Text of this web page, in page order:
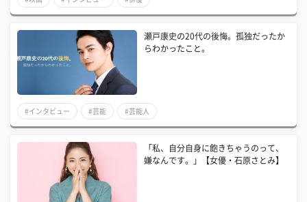
瀬戸康史の20代の後悔。孤独だったか
らわかったこと。
#インタビュー #芸能 #芸能人
「私、自分自身に飽きちゃうのって、
嫌なんです。」【女優・石原さとみ】